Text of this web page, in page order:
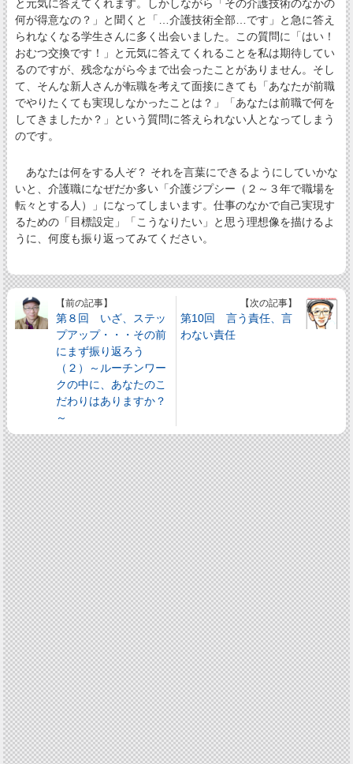
と元気に答えてくれます。しかしながら「その介護技術のなかの
何が得意なの？」と聞くと「…介護技術全部…です」と急に答え
られなくなる学生さんに多く出会いました。この質問に「はい！
おむつ交換です！」と元気に答えてくれることを私は期待してい
るのですが、残念ながら今まで出会ったことがありません。そし
て、そんな新人さんが転職を考えて面接にきても「あなたが前職
でやりたくても実現しなかったことは？」「あなたは前職で何を
してきましたか？」という質問に答えられない人となってしまう
のです。
あなたは何をする人ぞ？ それを言葉にできるようにしていかな
いと、介護職になぜだか多い「介護ジプシー（２～３年で職場を
転々とする人）」になってしまいます。仕事のなかで自己実現す
るための「目標設定」「こうなりたい」と思う理想像を描けるよ
うに、何度も振り返ってみてください。
【前の記事】
第８回 いざ、ステッ
プアップ・・・その前
にまず振り返ろう
（２）～ルーチンワー
クの中に、あなたのこ
だわりはありますか？
～
【次の記事】
第10回 言う責任、言
わない責任